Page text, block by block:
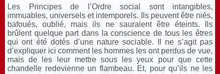
Les Principes de l’Ordre social sont intangibles,
immuables, universels et intemporels. Ils peuvent être niés,
bafoués, oublié, mais ils ne sauraient être éteints. Ils
brûlent quelque part dans la conscience de tous les êtres
qui ont été dotés d’une nature sociable. Il ne s’agit pas
d’expliquer ici comment les hommes les ont perdus de vue,
mais de les leur mettre sous les yeux pour que cette
chandelle redevienne un flambeau. Et, pour qu’ils ne les